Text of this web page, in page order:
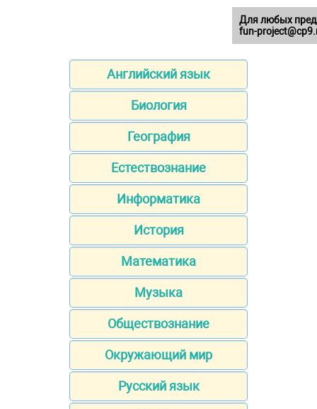
Английский язык
Биология
География
Естествознание
Информатика
История
Математика
Музыка
Обществознание
Окружающий мир
Русский язык
Для любых
fun-